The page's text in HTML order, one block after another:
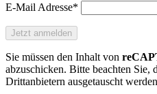
E-Mail Adresse*
Sie müssen den Inhalt von
abzuschicken. Bitte beachten Sie,
Drittanbietern ausgetauscht